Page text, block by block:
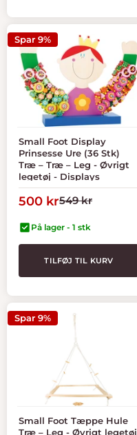
Spar 9%
Small Foot Display
Prinsesse Ure (36 Stk)
Træ – Træ – Leg - Øvrigt
legetøj - Displays
Tilbudspris
500 krNormal
549 kr
På lager - 1 stk
TILFØJ TIL KURV
Spar 9%
Small Foot Tæppe Hule
Træ – Leg - Øvrigt legetøj